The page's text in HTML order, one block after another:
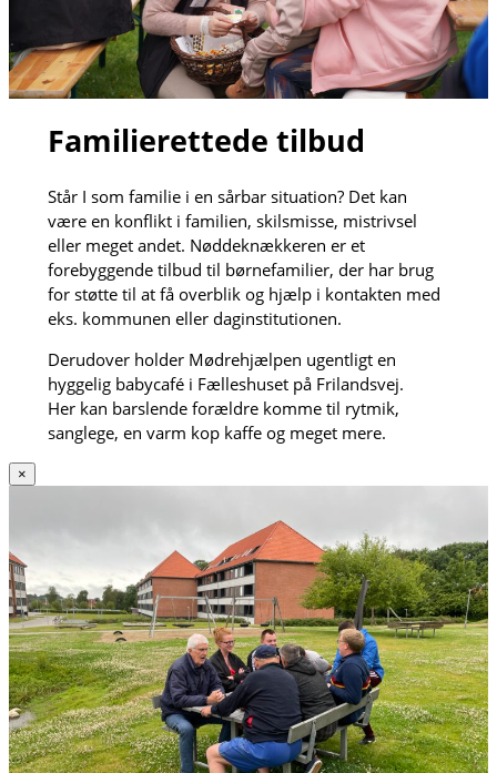
Familierettede tilbud
Står I som familie i en sårbar situation? Det kan
være en konflikt i familien, skilsmisse, mistrivsel
eller meget andet. Nøddeknækkeren er et
forebyggende tilbud til børnefamilier, der har brug
for støtte til at få overblik og hjælp i kontakten med
eks. kommunen eller daginstitutionen.
Derudover holder Mødrehjælpen ugentligt en
hyggelig babycafé i Fælleshuset på Frilandsvej.
Her kan barslende forældre komme til rytmik,
sanglege, en varm kop kaffe og meget mere.
×